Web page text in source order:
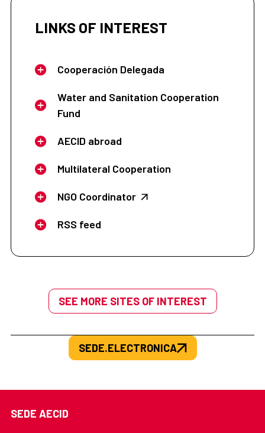
LINKS OF INTEREST
Cooperación Delegada
Water and Sanitation Cooperation
Fund
AECID abroad
Multilateral Cooperation
NGO Coordinator
RSS feed
SEE MORE SITES OF INTEREST
SEDE.ELECTRONICA
SEDE AECID